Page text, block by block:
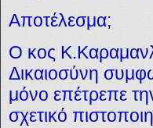
Αποτέλεσμα;
Ο κος
Δικαιοσύνη
μόνο επέτρεπε
σχετικό